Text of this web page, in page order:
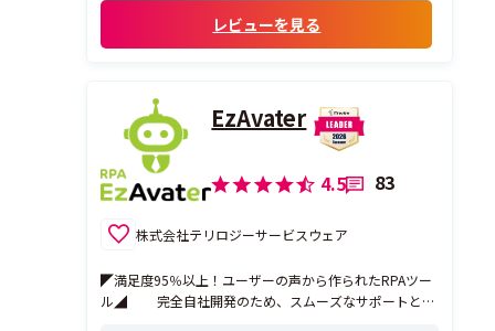
さいます。そのうえで、具体的な解決策まで
しっかり提示していただけるので、とても
レビューを見る
EzAvater
4.5 83
株式会社テリロジーサービスウェア
◤満足度95％以上！ユーザーの声から作られたRPAツー
ル◢ 完全自社開発のため、スムーズなサポートとお